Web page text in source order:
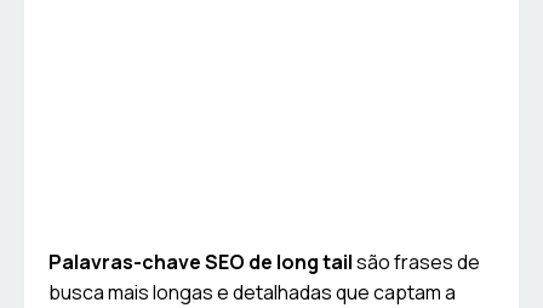
Palavras-chave SEO de long tailsão frases de
busca mais longas e detalhadas que captam a